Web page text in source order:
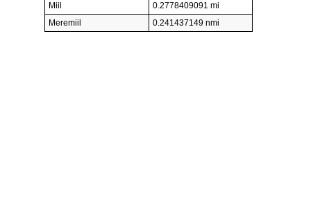
Miil
0.2778409091 mi
Meremiil
0.241437149 nmi